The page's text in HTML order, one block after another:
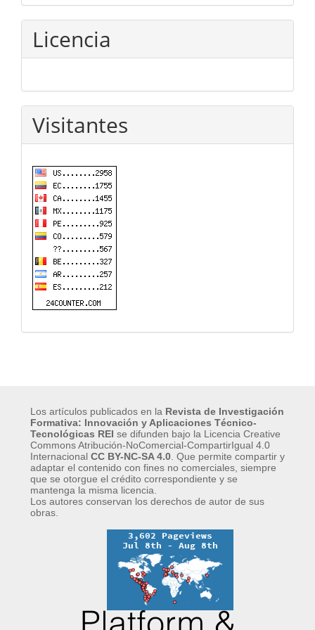
Licencia
Visitantes
Los artículos publicados en la Revista de Investigación
Formativa: Innovación y Aplicaciones Técnico-
Tecnológicas REI se difunden bajo la Licencia Creative
Commons Atribución-NoComercial-CompartirIgual 4.0
Internacional CC BY-NC-SA 4.0 Que permite compartir y
adaptar el contenido con fines no comerciales, siempre
que se otorgue el crédito correspondiente y se
mantenga la misma licencia.
Los autores conservan los derechos de autor de sus
obras.